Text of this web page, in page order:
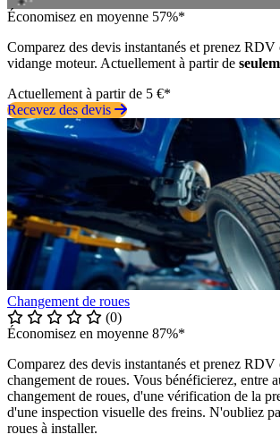
Économisez en moyenne 57%*
Comparez des devis instantanés et prenez
vidange moteur. Actuellement à partir de
Actuellement à partir de 5 €*
Recevez des devis
Changement de roues
(0)
Économisez en moyenne 87%*
Comparez des devis instantanés et prenez
changement de roues. Vous bénéficierez, entre
changement de roues, d'une vérification de la
d'une inspection visuelle des freins. N'oubliez
roues à installer.